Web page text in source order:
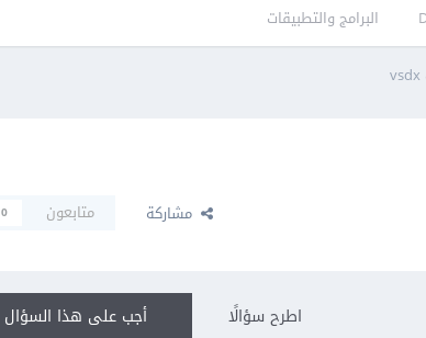
البرامج والتطبيقات
مشاركة متابعون 0
أجب على هذا السؤال اطرح سؤالًا